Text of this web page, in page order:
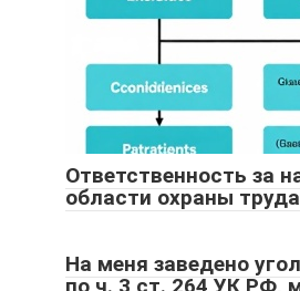
Ответственность за
области охраны труда
На меня заведено